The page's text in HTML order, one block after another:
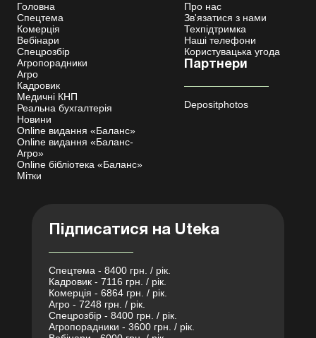
Головна
Спецтема
Комерція
Вебінари
Спецрозбір
Агропорадники
Агро
Кадровик
Медичні КНП
Реальна бухгалтерія
Новини
Online видання «Баланс»
Online видання «Баланс-
Агро»
Online бібліотека «Баланс»
Мітки
Про нас
Зв'язатися з нами
Техпідтримка
Наші телефони
Користувацька угода
Партнери
Depositphotos
Підписатися на Uteka
Спецтема - 8400 грн. / рік.
Кадровик - 7116 грн. / рік.
Комерція - 6864 грн. / рік.
Агро - 7248 грн. / рік.
Спецрозбір - 8400 грн. / рік.
Агропорадники - 3600 грн. / рік.